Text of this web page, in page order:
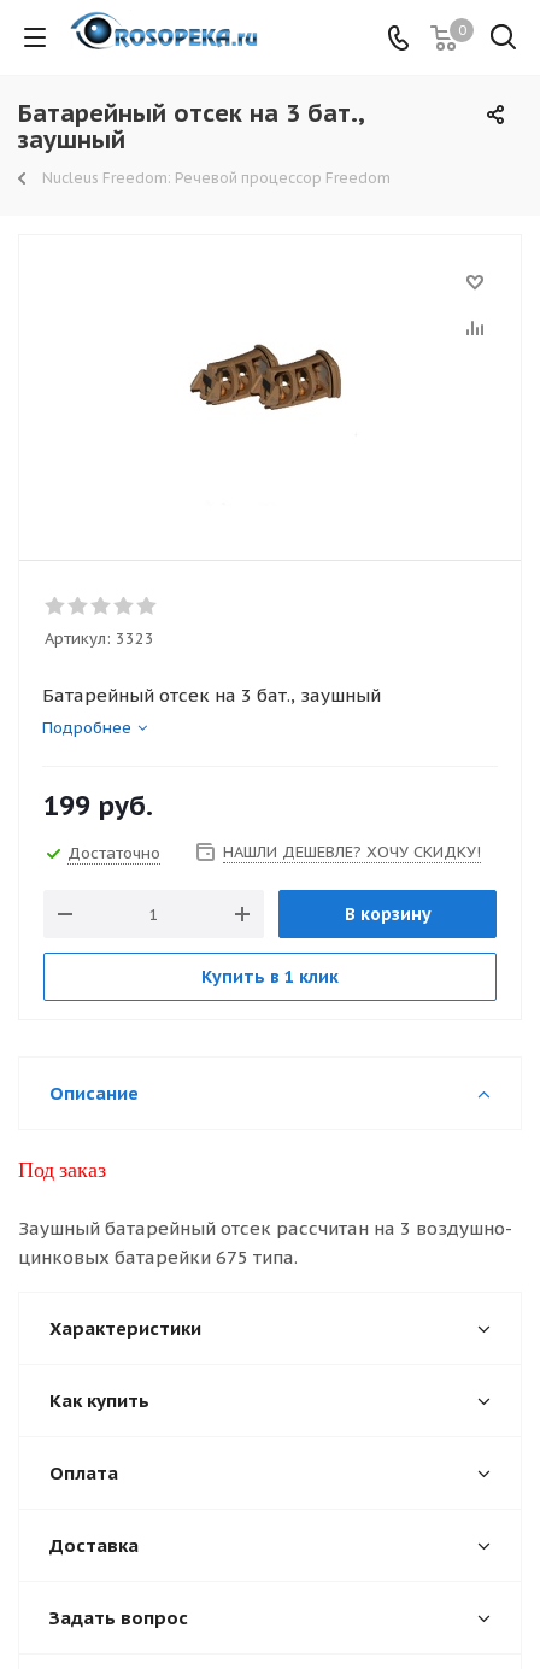
0
Батарейный отсек на 3 бат.,
заушный
Nucleus Freedom: Речевой процессор Freedom
Артикул: 3323
Батарейный отсек на 3 бат., заушный
Подробнее
199 руб.
Достаточно НАШЛИ ДЕШЕВЛЕ? ХОЧУ СКИДКУ!
В корзину
Купить в 1 клик
Описание
Под заказ
Заушный батарейный отсек рассчитан на 3 воздушно-
цинковых батарейки 675 типа.
Характеристики
Как купить
Оплата
Доставка
Задать вопрос